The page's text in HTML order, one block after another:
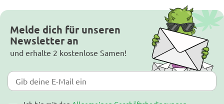
Melde dich für unseren
Newsletter an
und erhalte 2 kostenlose Samen!